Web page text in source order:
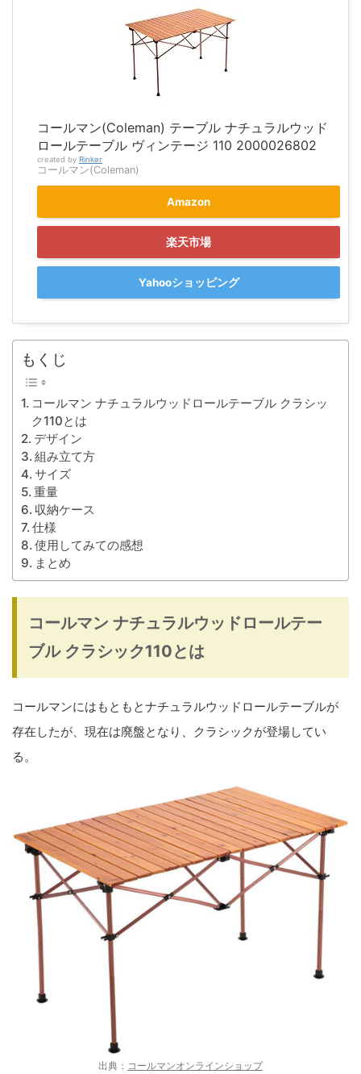
コールマン(Coleman) テーブル ナチュラルウッド
ロールテーブル ヴィンテージ 110 2000026802
created by Rinker
コールマン(Coleman)
Amazon
楽天市場
Yahooショッピング
もくじ
コールマン ナチュラルウッドロールテーブル クラシッ
ク110とは
デザイン
組み立て方
サイズ
重量
収納ケース
仕様
使用してみての感想
まとめ
コールマン ナチュラルウッドロールテー
ブル クラシック110とは
コールマンにはもともとナチュラルウッドロールテーブルが
存在したが、現在は廃盤となり、クラシックが登場してい
る。
出典： コールマンオンラインショップ